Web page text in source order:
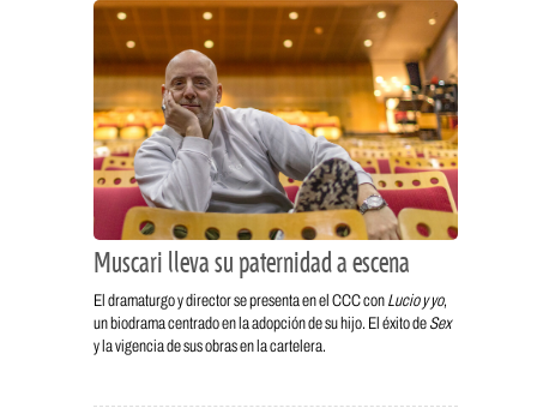
Muscari lleva su paternidad a escena
El dramaturgo y director se presenta en el CCC con Lucio y yo,
un biodrama centrado en la adopción de su hijo. El éxito de Sex
y la vigencia de sus obras en la cartelera.